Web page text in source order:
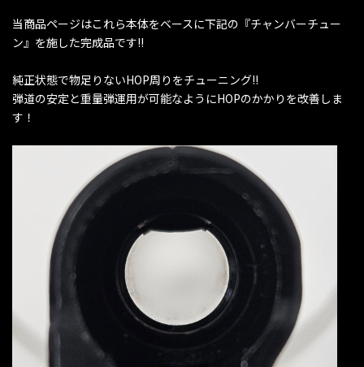
当商品ページはこれら本体をベースに下記の『チャンバーチュー
ン』を施した完成品です!!
純正状態で物足りないHOP周りをチューニング!!
弾道の安定と重量弾運用が可能なようにHOPのかかりを改善しま
す！